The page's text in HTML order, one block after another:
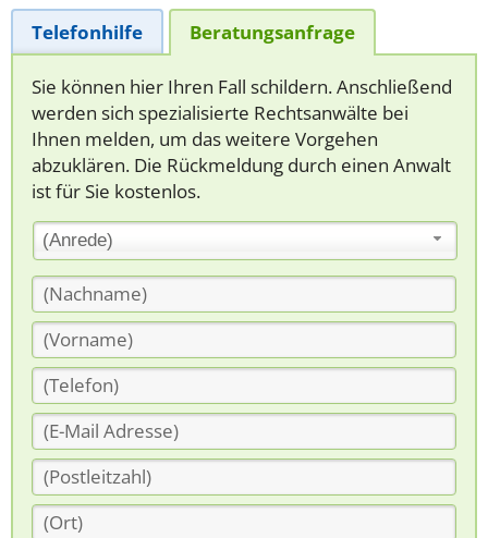
Telefonhilfe Beratungsanfrage
Sie können hier Ihren Fall schildern. Anschließend
werden sich spezialisierte Rechtsanwälte bei
Ihnen melden, um das weitere Vorgehen
abzuklären. Die Rückmeldung durch einen Anwalt
ist für Sie kostenlos.
(Anrede)